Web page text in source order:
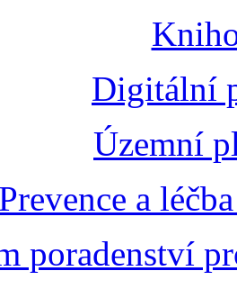
Digitální
Územní
Prevence a
poradenství